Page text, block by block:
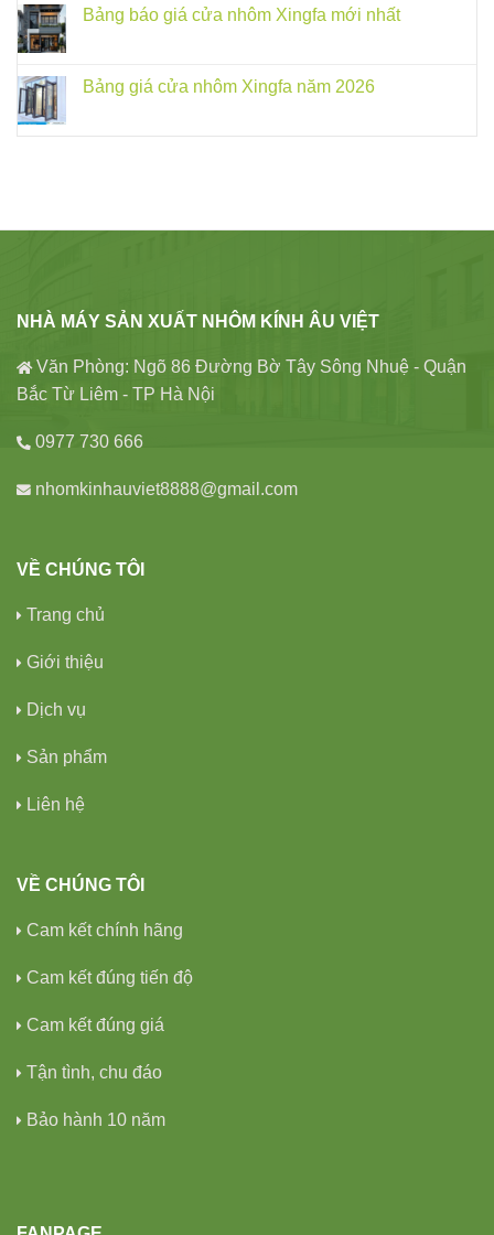
Bảng báo giá cửa nhôm Xingfa mới nhất
Bảng giá cửa nhôm Xingfa năm 2026
NHÀ MÁY SẢN XUẤT NHÔM KÍNH ÂU VIỆT
Văn Phòng: Ngõ 86 Đường Bờ Tây Sông Nhuệ - Quận
Bắc Từ Liêm - TP Hà Nội
0977 730 666
nhomkinhauviet8888@gmail.com
VỀ CHÚNG TÔI
Trang chủ
Giới thiệu
Dịch vụ
Sản phẩm
Liên hệ
VỀ CHÚNG TÔI
Cam kết chính hãng
Cam kết đúng tiến độ
Cam kết đúng giá
Tận tình, chu đáo
Bảo hành 10 năm